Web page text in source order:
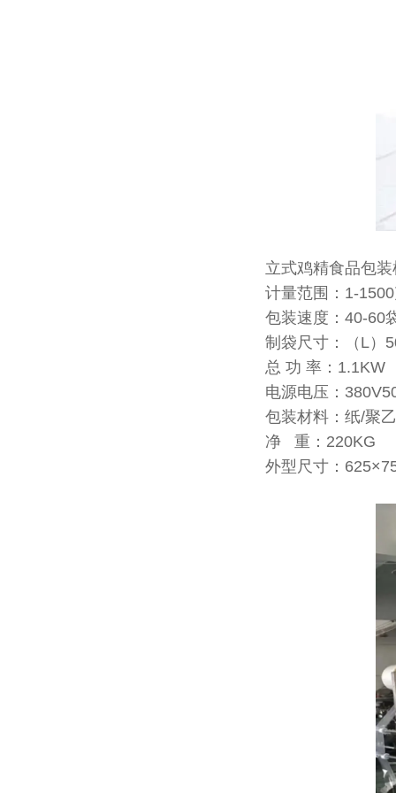
立式鸡精食品包
计量范围：1-
包装速度：40-60
制袋尺寸：（L）
总 功 率：1.1KW
电源电压：
包装材料：纸/聚
净 重：220KG
外型尺寸：